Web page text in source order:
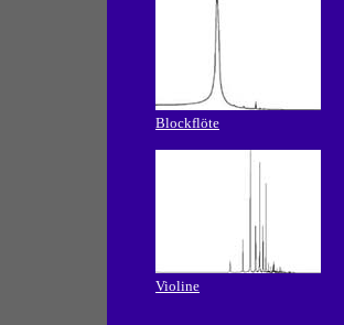
Blockflöte
Violine